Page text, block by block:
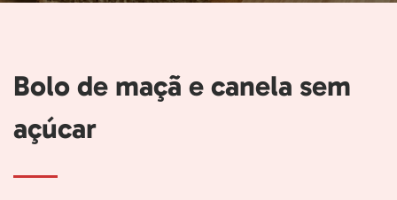
Bolo de maçã e canela sem
açúcar